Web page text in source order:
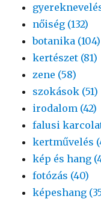
nőiség (132)
botanika (104)
kertészet (81)
zene (58)
szokások (51)
irodalom (42)
falusi
kertművelés
kép és hang
fotózás (40)
képeshang